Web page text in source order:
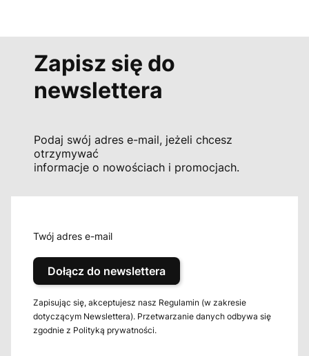
Zapisz się do
newslettera
Podaj swój adres e-mail, jeżeli chcesz
otrzymywać
informacje o nowościach i promocjach.
Twój adres e-mail
Dołącz do newslettera
Zapisując się, akceptujesz nasz Regulamin (w zakresie
dotyczącym Newslettera). Przetwarzanie danych odbywa się
zgodnie z Polityką prywatności.